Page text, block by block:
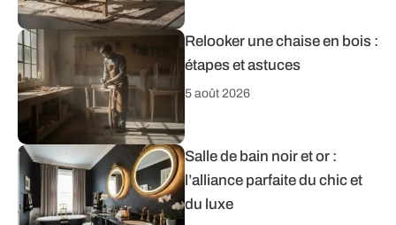
Relooker une chaise en bois :
étapes et astuces
5 août 2026
Salle de bain noir et or :
l’alliance parfaite du chic et
du luxe